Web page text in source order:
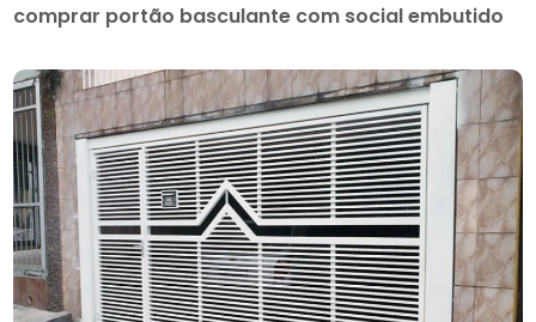
comprar portão basculante com social embutido